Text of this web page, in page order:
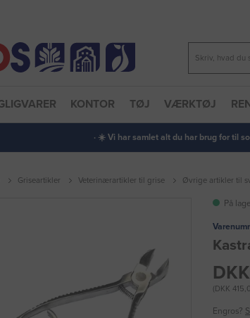
KONTOR TØJ VÆRKTØJ
· ☀️ Vi har samlet alt du har brug for til
Griseartikler Veterinærartikler til grise Øvrige artikler til
På
(DKK
Engros?